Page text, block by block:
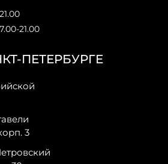
ПЕТЕРБУРГЕ
3
21.00